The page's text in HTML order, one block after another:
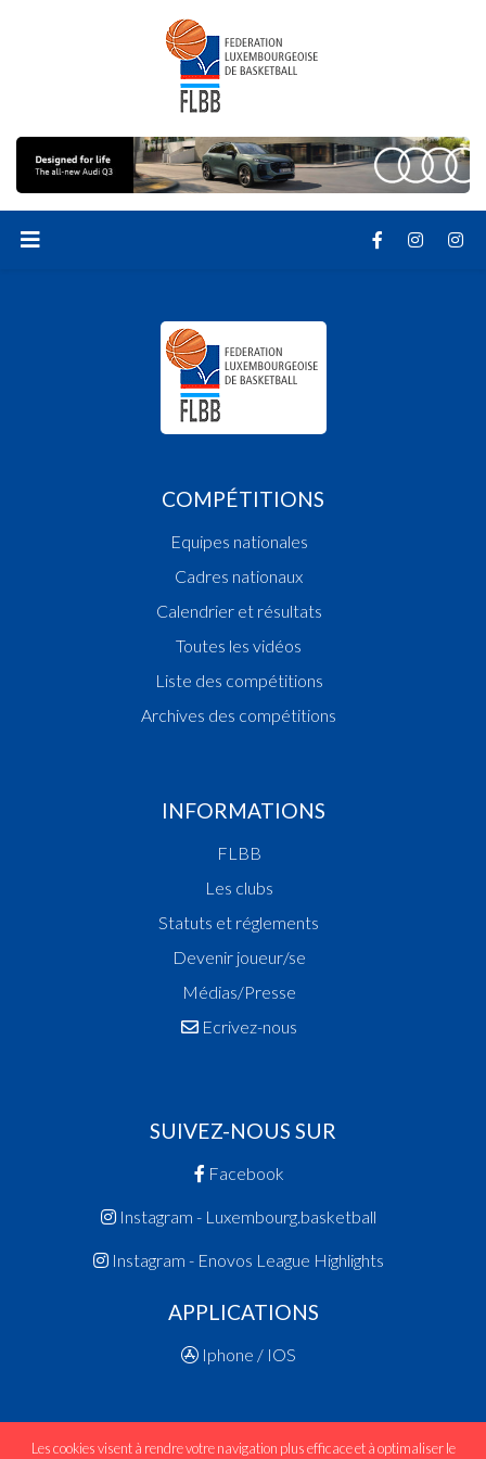
COMPÉTITIONS
Equipes nationales
Cadres nationaux
Calendrier et résultats
Toutes les vidéos
Liste des compétitions
Archives des compétitions
INFORMATIONS
FLBB
Les clubs
Statuts et réglements
Devenir joueur/se
Médias/Presse
Ecrivez-nous
SUIVEZ-NOUS SUR
Facebook
Instagram - Luxembourg.basketball
Instagram - Enovos League Highlights
APPLICATIONS
Iphone / IOS
Les cookies visent à rendre votre navigation plus efficace et à optimaliser le